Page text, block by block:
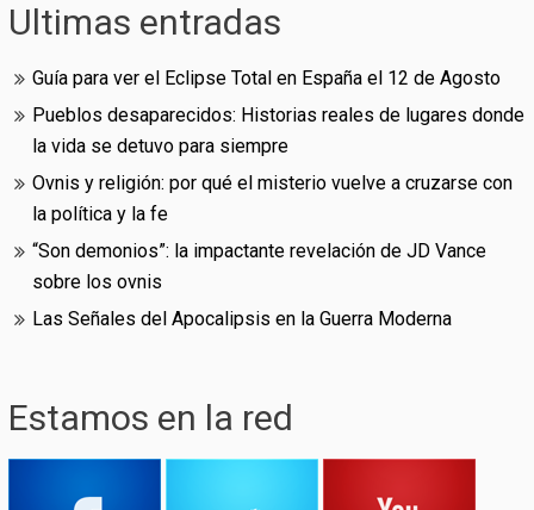
Ultimas entradas
Guía para ver el Eclipse Total en España el 12 de Agosto
Pueblos desaparecidos: Historias reales de lugares donde
la vida se detuvo para siempre
Ovnis y religión: por qué el misterio vuelve a cruzarse con
la política y la fe
“Son demonios”: la impactante revelación de JD Vance
sobre los ovnis
Las Señales del Apocalipsis en la Guerra Moderna
Estamos en la red